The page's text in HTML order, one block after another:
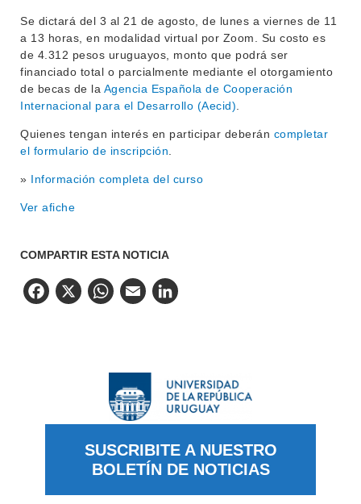
Se dictará del 3 al 21 de agosto, de lunes a viernes de 11
a 13 horas, en modalidad virtual por Zoom. Su costo es
de 4.312 pesos uruguayos, monto que podrá ser
financiado total o parcialmente mediante el otorgamiento
de becas de la Agencia Española de Cooperación
Internacional para el Desarrollo (Aecid)
Quienes tengan interés en participar deberán completar
el formulario de inscripción
» Información completa del curso
Ver afiche
COMPARTIR ESTA NOTICIA
Facebook
X WhatsApp
Email
SUSCRIBITE A NUESTRO
BOLETÍN DE NOTICIAS